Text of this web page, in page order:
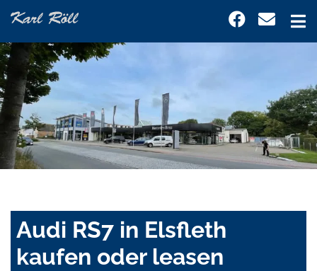
Audi RS7 in Elsfleth
kaufen oder leasen